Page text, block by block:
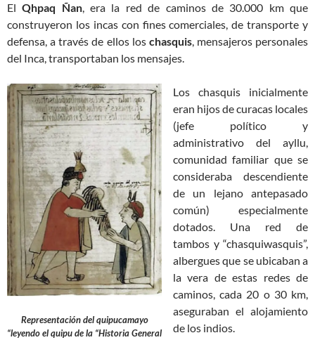
ElQhpaq Ñan, era la red de caminos de 30.000 km que
construyeron los incas con fines comerciales, de transporte y
defensa, a través de ellos los chasquis, mensajeros personales
del Inca, transportaban los mensajes.
Representación del quipucamayo
“leyendo el quipu de la “Historia General
Los chasquis inicialmente
eran hijos de curacas locales
(jefe político y
administrativo del ayllu,
comunidad familiar que se
consideraba descendiente
de un lejano antepasado
común) especialmente
dotados. Una red de
tambos y “chasquiwasquis”,
albergues que se ubicaban a
la vera de estas redes de
caminos, cada 20 o 30 km,
aseguraban el alojamiento
de los indios.